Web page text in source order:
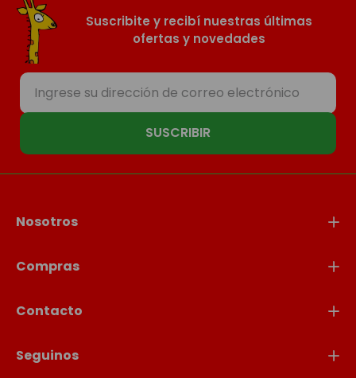
Suscribite y recibí nuestras últimas
ofertas y novedades
SUSCRIBIR
Nosotros
Compras
Contacto
Seguinos